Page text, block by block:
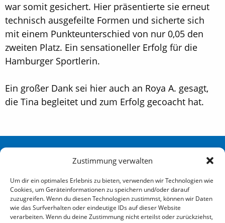
Zustimmung verwalten
Um dir ein optimales Erlebnis zu bieten, verwenden wir Technologien wie
Cookies, um Geräteinformationen zu speichern und/oder darauf
zuzugreifen. Wenn du diesen Technologien zustimmst, können wir Daten
wie das Surfverhalten oder eindeutige IDs auf dieser Website
verarbeiten. Wenn du deine Zustimmung nicht erteilst oder zurückziehst,
war somit gesichert. Hier präsentierte sie erneut
technisch ausgefeilte Formen und sicherte sich
mit einem Punkteunterschied von nur 0,05 den
zweiten Platz. Ein sensationeller Erfolg für die
Hamburger Sportlerin.
Ein großer Dank sei hier auch an Roya A. gesagt,
die Tina begleitet und zum Erfolg gecoacht hat.
Sportverein Eidelstedt Hamburg von 1880 e. V.
Redingskamp 25 22523 Hamburg
040 / 570 007-0
info@sve-hamburg.de